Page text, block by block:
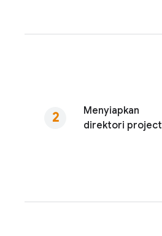
Menyiapkan
direktori project